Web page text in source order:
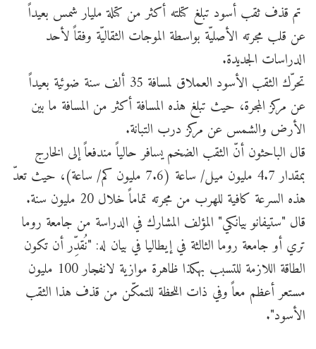
تم قذف ثقب أسود تبلغ كتلته أكثر من كتلة مليار شمس بعيداً
عن قلب مجرته الأصليّة بواسطة الموجات الثقاليّة وفقاً لأحد
الدراسات الجديدة.
تحرّك الثقب الأسود العملاق لمسافة 35 ألف سنة ضوئية بعيداً
عن مركز المجرة، حيث تبلغ هذه المسافة أكثر من المسافة ما بين
الأرض والشمس عن مركز درب التبانة.
قال الباحثون أنّ الثقب الضخم يسافر حالياً مندفعاً إلى الخارج
بمقدار 4.7 مليون ميل/ ساعة (7.6 مليون كم/ ساعة)، حيث تعدّ
هذه السرعة كافية للهرب من مجرته تماماً خلال 20 مليون سنة.
قال "ستيفانو بيانكي" المؤلف المشارك في الدراسة من جامعة روما
تري أو جامعة روما الثالثة في إيطاليا في بيان له: "نُقدِّر أن تكون
الطاقة اللازمة للتسبب بهكذا ظاهرة موازية لانفجار 100 مليون
مستعر أعظم معاً وفي ذات اللحظة للتمكّن من قذف هذا الثقب
الأسود".